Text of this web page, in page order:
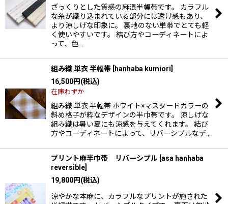
ざっくりとした質感の麻混半幅帯です。 カラフル
な糸が織り込まれている部分には透け感もあり、
より涼しげな印象に。 裏地のない単帯でとても軽
く使いやすいです。 結び方やコーディネートによ
って、色…
組み織 単衣 半幅帯 hanhaba kumiori
16,500円(税込)
在庫わずか
組み織 単衣 半幅帯 ホワイト×マスタードカラーの
斜め格子が粋なデザインの半巾帯です。 涼しげな
組み織は暑い夏にも涼感を与えてくれます。 結び
方やコーディネートによって、リバーシブルなデ…
プリント麻半巾帯 リバーシブル asa hanhaba
reversible
19,800円(税込)
涼やかな本麻に、カラフルなプリントが施された